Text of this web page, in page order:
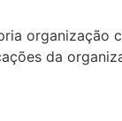
organização
da